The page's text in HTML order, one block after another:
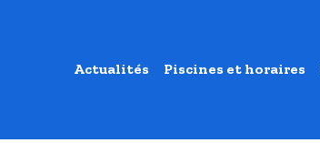
Actualités Piscines et horaires